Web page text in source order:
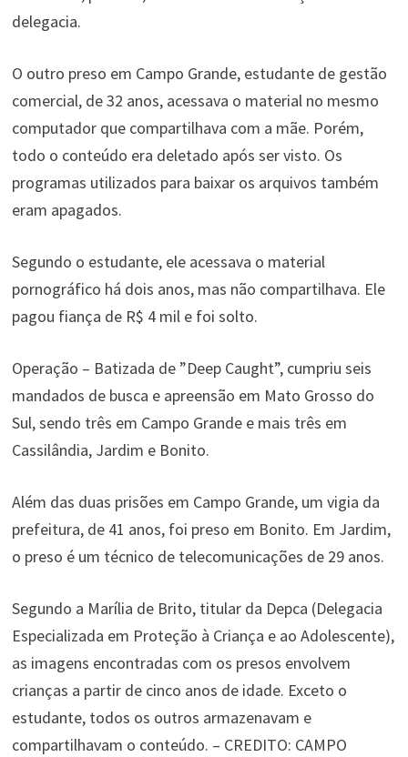
delegacia.
O outro preso em Campo Grande, estudante de gestão
comercial, de 32 anos, acessava o material no mesmo
computador que compartilhava com a mãe. Porém,
todo o conteúdo era deletado após ser visto. Os
programas utilizados para baixar os arquivos também
eram apagados.
Segundo o estudante, ele acessava o material
pornográfico há dois anos, mas não compartilhava. Ele
pagou fiança de R$ 4 mil e foi solto.
Operação – Batizada de ”Deep Caught”, cumpriu seis
mandados de busca e apreensão em Mato Grosso do
Sul, sendo três em Campo Grande e mais três em
Cassilândia, Jardim e Bonito.
Além das duas prisões em Campo Grande, um vigia da
prefeitura, de 41 anos, foi preso em Bonito. Em Jardim,
o preso é um técnico de telecomunicações de 29 anos.
Segundo a Marília de Brito, titular da Depca (Delegacia
Especializada em Proteção à Criança e ao Adolescente),
as imagens encontradas com os presos envolvem
crianças a partir de cinco anos de idade. Exceto o
estudante, todos os outros armazenavam e
compartilhavam o conteúdo. – CREDITO: CAMPO